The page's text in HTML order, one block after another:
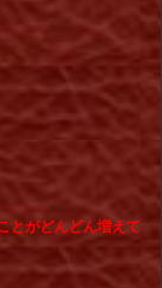
とがどんどん増えて